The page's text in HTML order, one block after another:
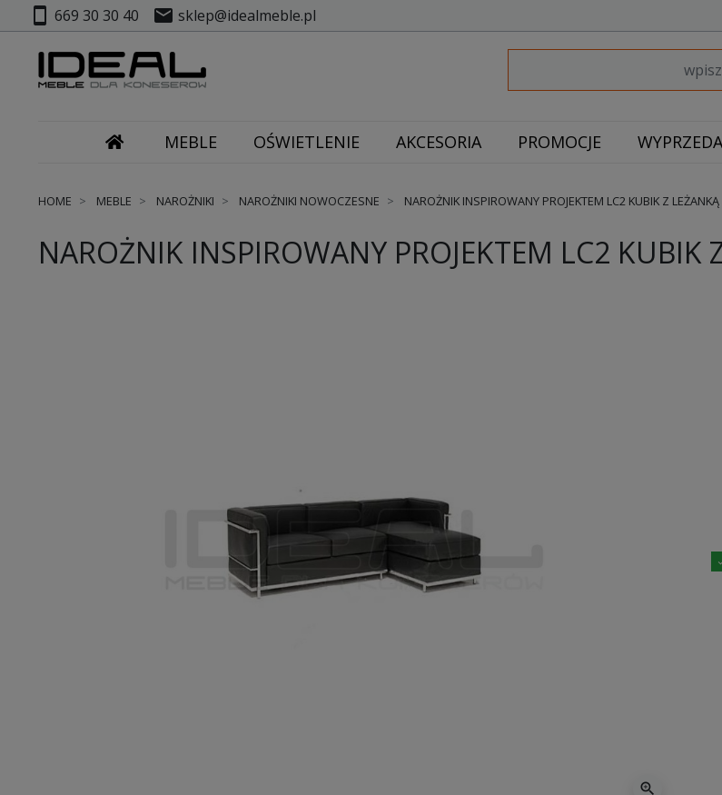
smartphone 669 30 30 40 mail sklep@idealmeble.pl
MEBLE OŚWIETLENIE AKCESORIA PROMOCJE
HOME MEBLE NAROŻNIKI NAROŻNIKI NOWOCZESNE NAROŻNIK INSPIROWANY PROJEKTEM LC2 KUBIK Z
NAROŻNIK INSPIROWANY PROJEKTEM LC2 KUBIK
zoom_in